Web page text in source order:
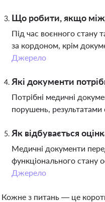
Що робити, якщо
Під час воєнного стану
за кордоном, крім
Джерело
Які документи
Потрібні медичні
порушень, результатами
Як відбувається
Медичні документи
функціонального стану
Джерело
Кожне з питань — це